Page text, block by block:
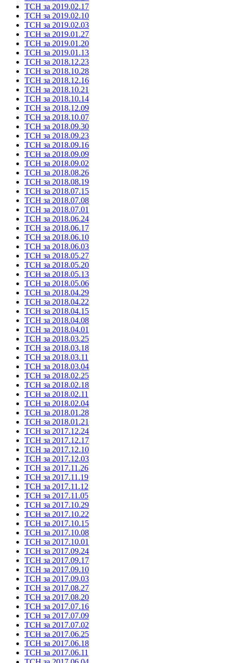
ТСН за 2019.02.17
ТСН за 2019.02.10
ТСН за 2019.02.03
ТСН за 2019.01.27
ТСН за 2019.01.20
ТСН за 2019.01.13
ТСН за 2018.12.23
ТСН за 2018.10.28
ТСН за 2018.12.16
ТСН за 2018.10.21
ТСН за 2018.10.14
ТСН за 2018.12.09
ТСН за 2018.10.07
ТСН за 2018.09.30
ТСН за 2018.09.23
ТСН за 2018.09.16
ТСН за 2018.09.09
ТСН за 2018.09.02
ТСН за 2018.08.26
ТСН за 2018.08.19
ТСН за 2018.07.15
ТСН за 2018.07.08
ТСН за 2018.07.01
ТСН за 2018.06.24
ТСН за 2018.06.17
ТСН за 2018.06.10
ТСН за 2018.06.03
ТСН за 2018.05.27
ТСН за 2018.05.20
ТСН за 2018.05.13
ТСН за 2018.05.06
ТСН за 2018.04.29
ТСН за 2018.04.22
ТСН за 2018.04.15
ТСН за 2018.04.08
ТСН за 2018.04.01
ТСН за 2018.03.25
ТСН за 2018.03.18
ТСН за 2018.03.11
ТСН за 2018.03.04
ТСН за 2018.02.25
ТСН за 2018.02.18
ТСН за 2018.02.11
ТСН за 2018.02.04
ТСН за 2018.01.28
ТСН за 2018.01.21
ТСН за 2017.12.24
ТСН за 2017.12.17
ТСН за 2017.12.10
ТСН за 2017.12.03
ТСН за 2017.11.26
ТСН за 2017.11.19
ТСН за 2017.11.12
ТСН за 2017.11.05
ТСН за 2017.10.29
ТСН за 2017.10.22
ТСН за 2017.10.15
ТСН за 2017.10.08
ТСН за 2017.10.01
ТСН за 2017.09.24
ТСН за 2017.09.17
ТСН за 2017.09.10
ТСН за 2017.09.03
ТСН за 2017.08.27
ТСН за 2017.08.20
ТСН за 2017.07.16
ТСН за 2017.07.09
ТСН за 2017.07.02
ТСН за 2017.06.25
ТСН за 2017.06.18
ТСН за 2017.06.11